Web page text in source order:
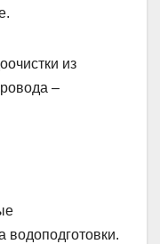
из
–
водоподготовки.